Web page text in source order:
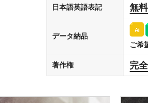
日本語英語表記 無料
データ納品
ご希
著作権
完